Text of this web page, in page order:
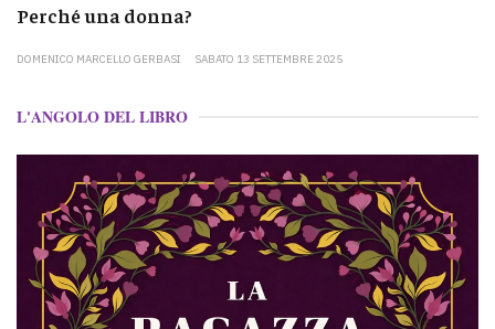
Perché una donna?
DOMENICO MARCELLO GERBASI SABATO 13 SETTEMBRE 2025
L'ANGOLO DEL LIBRO